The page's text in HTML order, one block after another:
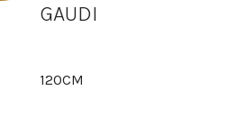
GAUDI
120CM